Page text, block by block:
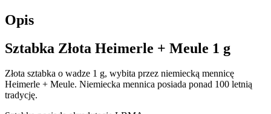
Opis
Sztabka Złota Heimerle + Meule 1 g
Złota sztabka o wadze 1 g, wybita przez niemiecką mennicę
Heimerle + Meule. Niemiecka mennica posiada ponad 100 letnią
tradycję.